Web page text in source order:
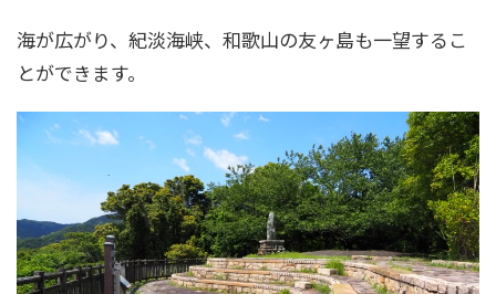
海が広がり、紀淡海峡、和歌山の友ヶ島も一望するこ
とができます。